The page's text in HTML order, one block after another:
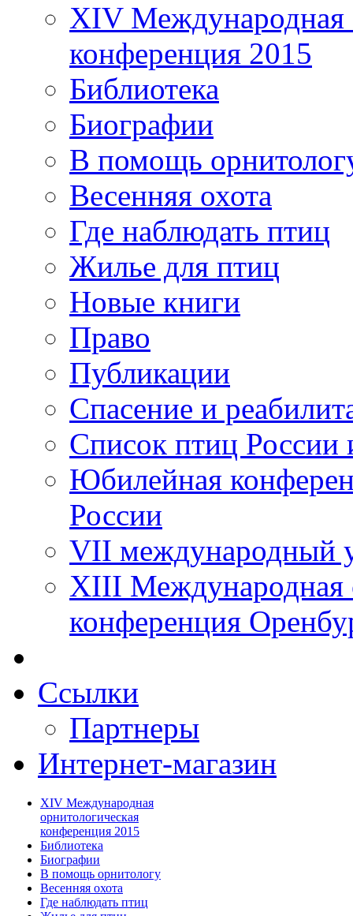
XIV Международная
конференция 2015
Библиотека
Биографии
В помощь
Весенняя охота
Где наблюдать птиц
Жилье для птиц
Новые книги
Право
Публикации
Спасение и
Список птиц России
Юбилейная
России
VII международный
XIII Международная
конференция
Ссылки
Партнеры
Интернет-магазин
XIV Международная
орнитологическая
конференция 2015
Библиотека
Биографии
В помощь орнитологу
Весенняя охота
Где наблюдать птиц